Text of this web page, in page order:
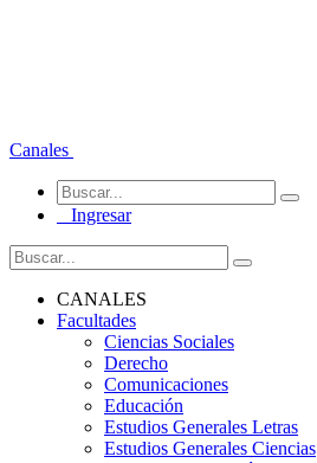
Canales
Ingresar
CANALES
Facultades
Ciencias Sociales
Derecho
Comunicaciones
Educación
Estudios Generales Letras
Estudios Generales Ciencias